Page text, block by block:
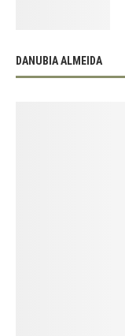
DANUBIA ALMEIDA